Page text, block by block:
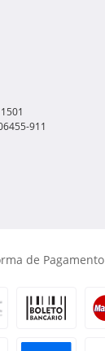
911
de Pagamento